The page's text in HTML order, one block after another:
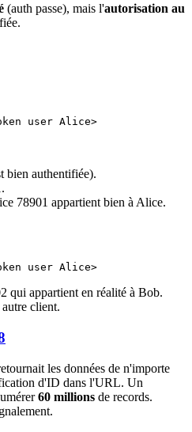
(auth passe), mais l'autorisation au
bien authentifiée).
78901 appartient bien à Alice.
qui appartient en réalité à Bob.
client.
les données de n'importe
d'ID dans l'URL. Un
60 millions de records.